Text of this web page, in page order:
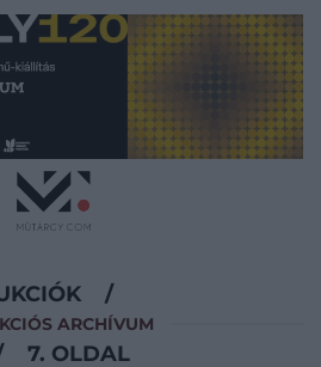
/
ARCHÍVUM
7. OLDAL